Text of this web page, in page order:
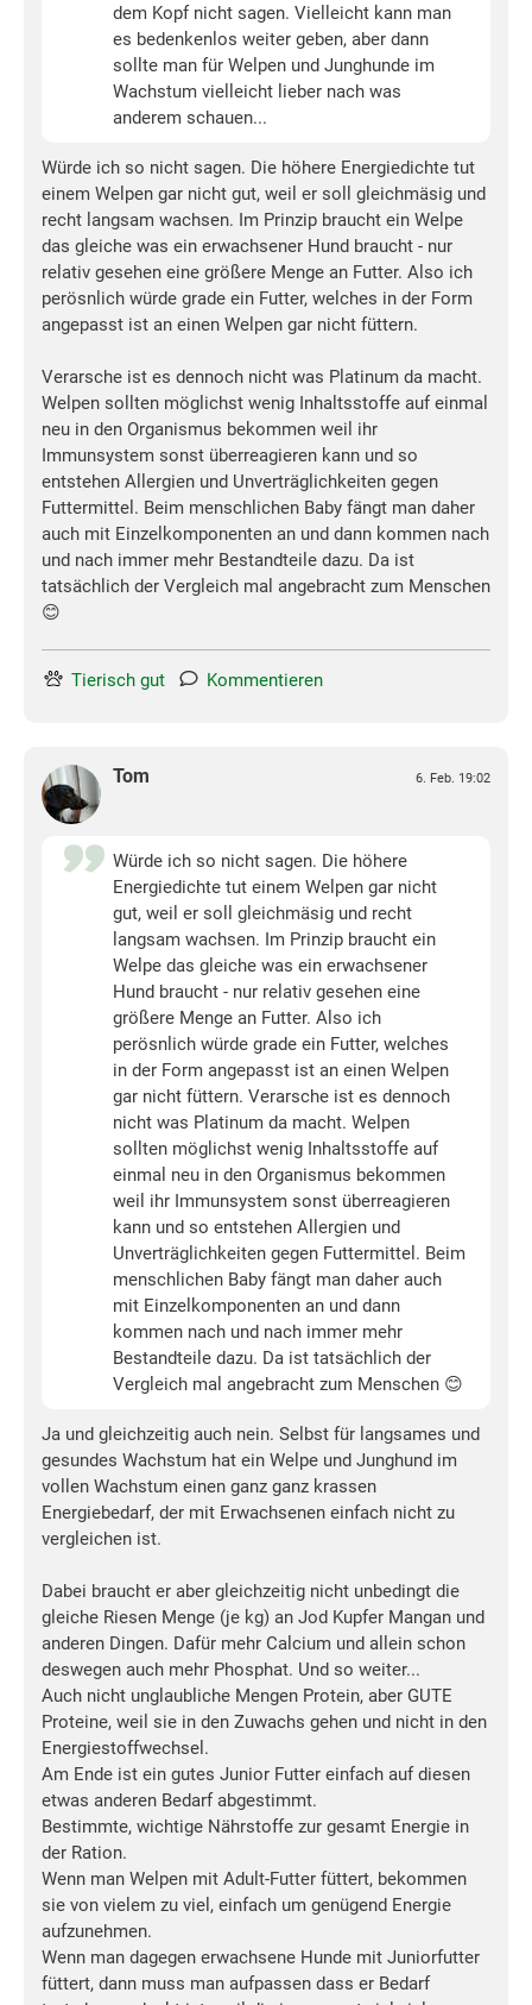
dem Kopf nicht sagen. Vielleicht kann man
es bedenkenlos weiter geben, aber dann
sollte man für Welpen und Junghunde im
Wachstum vielleicht lieber nach was
anderem schauen...
Würde ich so nicht sagen. Die höhere Energiedichte tut
einem Welpen gar nicht gut, weil er soll gleichmäsig und
recht langsam wachsen. Im Prinzip braucht ein Welpe
das gleiche was ein erwachsener Hund braucht - nur
relativ gesehen eine größere Menge an Futter. Also ich
perösnlich würde grade ein Futter, welches in der Form
angepasst ist an einen Welpen gar nicht füttern.
Verarsche ist es dennoch nicht was Platinum da macht.
Welpen sollten möglichst wenig Inhaltsstoffe auf einmal
neu in den Organismus bekommen weil ihr
Immunsystem sonst überreagieren kann und so
entstehen Allergien und Unverträglichkeiten gegen
Futtermittel. Beim menschlichen Baby fängt man daher
auch mit Einzelkomponenten an und dann kommen nach
und nach immer mehr Bestandteile dazu. Da ist
tatsächlich der Vergleich mal angebracht zum Menschen
😊
Tierisch gut Kommentieren
Tom 6. Feb. 19:02
Würde ich so nicht sagen. Die höhere
Energiedichte tut einem Welpen gar nicht
gut, weil er soll gleichmäsig und recht
langsam wachsen. Im Prinzip braucht ein
Welpe das gleiche was ein erwachsener
Hund braucht - nur relativ gesehen eine
größere Menge an Futter. Also ich
perösnlich würde grade ein Futter, welches
in der Form angepasst ist an einen Welpen
gar nicht füttern. Verarsche ist es dennoch
nicht was Platinum da macht. Welpen
sollten möglichst wenig Inhaltsstoffe auf
einmal neu in den Organismus bekommen
weil ihr Immunsystem sonst überreagieren
kann und so entstehen Allergien und
Unverträglichkeiten gegen Futtermittel. Beim
menschlichen Baby fängt man daher auch
mit Einzelkomponenten an und dann
kommen nach und nach immer mehr
Bestandteile dazu. Da ist tatsächlich der
Vergleich mal angebracht zum Menschen 😊
Ja und gleichzeitig auch nein. Selbst für langsames und
gesundes Wachstum hat ein Welpe und Junghund im
vollen Wachstum einen ganz ganz krassen
Energiebedarf, der mit Erwachsenen einfach nicht zu
vergleichen ist.
Dabei braucht er aber gleichzeitig nicht unbedingt die
gleiche Riesen Menge (je kg) an Jod Kupfer Mangan und
anderen Dingen. Dafür mehr Calcium und allein schon
deswegen auch mehr Phosphat. Und so weiter...
Auch nicht unglaubliche Mengen Protein, aber GUTE
Proteine, weil sie in den Zuwachs gehen und nicht in den
Energiestoffwechsel.
Am Ende ist ein gutes Junior Futter einfach auf diesen
etwas anderen Bedarf abgestimmt.
Bestimmte, wichtige Nährstoffe zur gesamt Energie in
der Ration.
Wenn man Welpen mit Adult-Futter füttert, bekommen
sie von vielem zu viel, einfach um genügend Energie
aufzunehmen.
Wenn man dagegen erwachsene Hunde mit Juniorfutter
füttert, dann muss man aufpassen dass er Bedarf